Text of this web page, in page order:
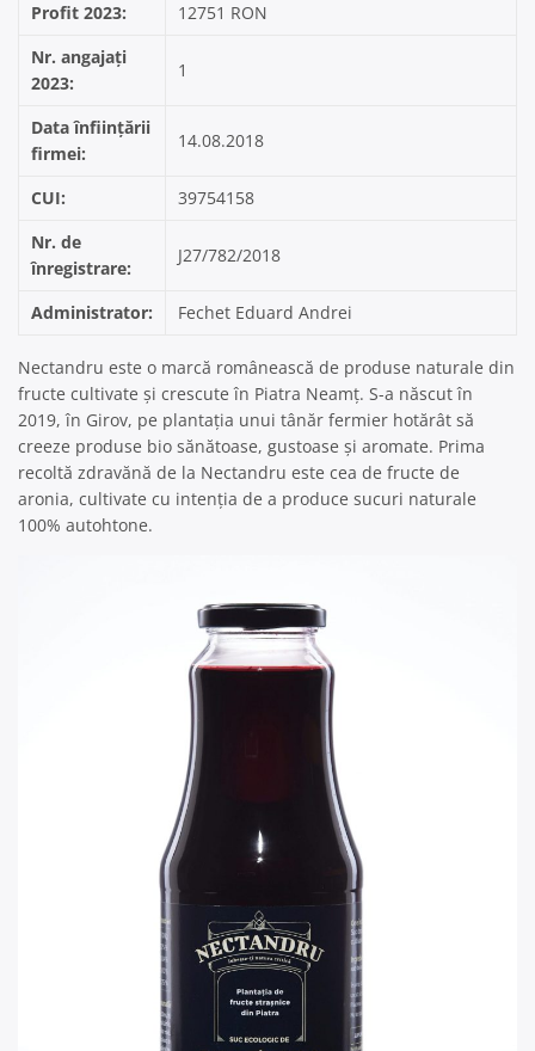
Profit 2023:
12751 RON
Nr. angajați
2023:
1
Data înființării
firmei:
14.08.2018
CUI:
39754158
Nr. de
înregistrare:
J27/782/2018
Administrator: Fechet Eduard Andrei
Nectandru este o marcă românească de produse naturale din
fructe cultivate și crescute în Piatra Neamț. S-a născut în
2019, în Girov, pe plantația unui tânăr fermier hotărât să
creeze produse bio sănătoase, gustoase și aromate. Prima
recoltă zdravănă de la Nectandru este cea de fructe de
aronia, cultivate cu intenția de a produce sucuri naturale
100% autohtone.